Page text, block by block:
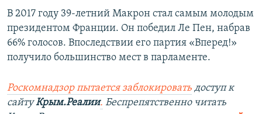
В 2017 году 39-летний Макрон стал самым молодым
президентом Франции. Он победил Ле Пен, набрав
66% голосов. Впоследствии его партия «Вперед!»
получило большинство мест в парламенте.
Роскомнадзор пытается заблокировать доступ к
сайтуКрым.Реалии. Беспрепятственно читать